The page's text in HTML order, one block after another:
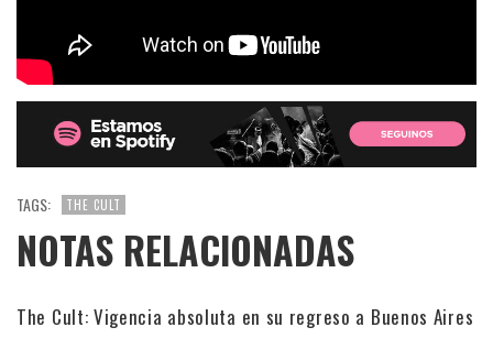
TAGS: THE CULT
NOTAS RELACIONADAS
The Cult: Vigencia absoluta en su regreso a Buenos Aires